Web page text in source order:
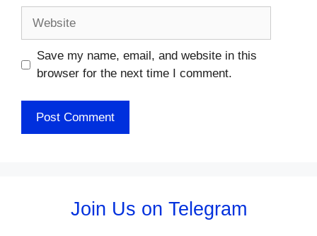
Save my name, email, and website in this
browser for the next time I comment.
Join Us on Telegram